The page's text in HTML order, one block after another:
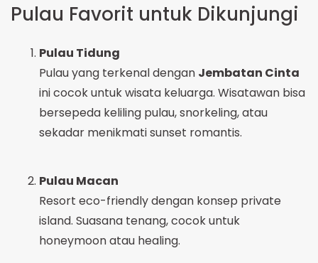
Pulau Favorit untuk Dikunjungi
Pulau Tidung
Pulau yang terkenal dengan Jembatan Cinta
ini cocok untuk wisata keluarga. Wisatawan bisa
bersepeda keliling pulau, snorkeling, atau
sekadar menikmati sunset romantis.
Pulau Macan
Resort eco-friendly dengan konsep private
island. Suasana tenang, cocok untuk
honeymoon atau healing.